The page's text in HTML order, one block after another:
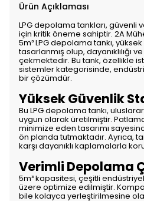
Ürün Açıklaması
LPG depolama tankları, güvenli
için kritik öneme sahiptir. 2A
5m³ LPG depolama tankı,
tasarlanmış olup, dayanıklılığı
çekmektedir. Bu tank, özellikle
sistemler kategorisinde,
bir çözümdür.
Yüksek Güvenlik
Bu LPG depolama tankı,
uygun olarak üretilmiştir. Patlama
minimize eden tasarımı
ön planda tutmaktadır. Ayrıca,
karşı dayanıklı kaplamalarla
Verimli Depolama
5m³ kapasitesi, çeşitli
üzere optimize edilmiştir.
bile kolayca yerleştirilmesine